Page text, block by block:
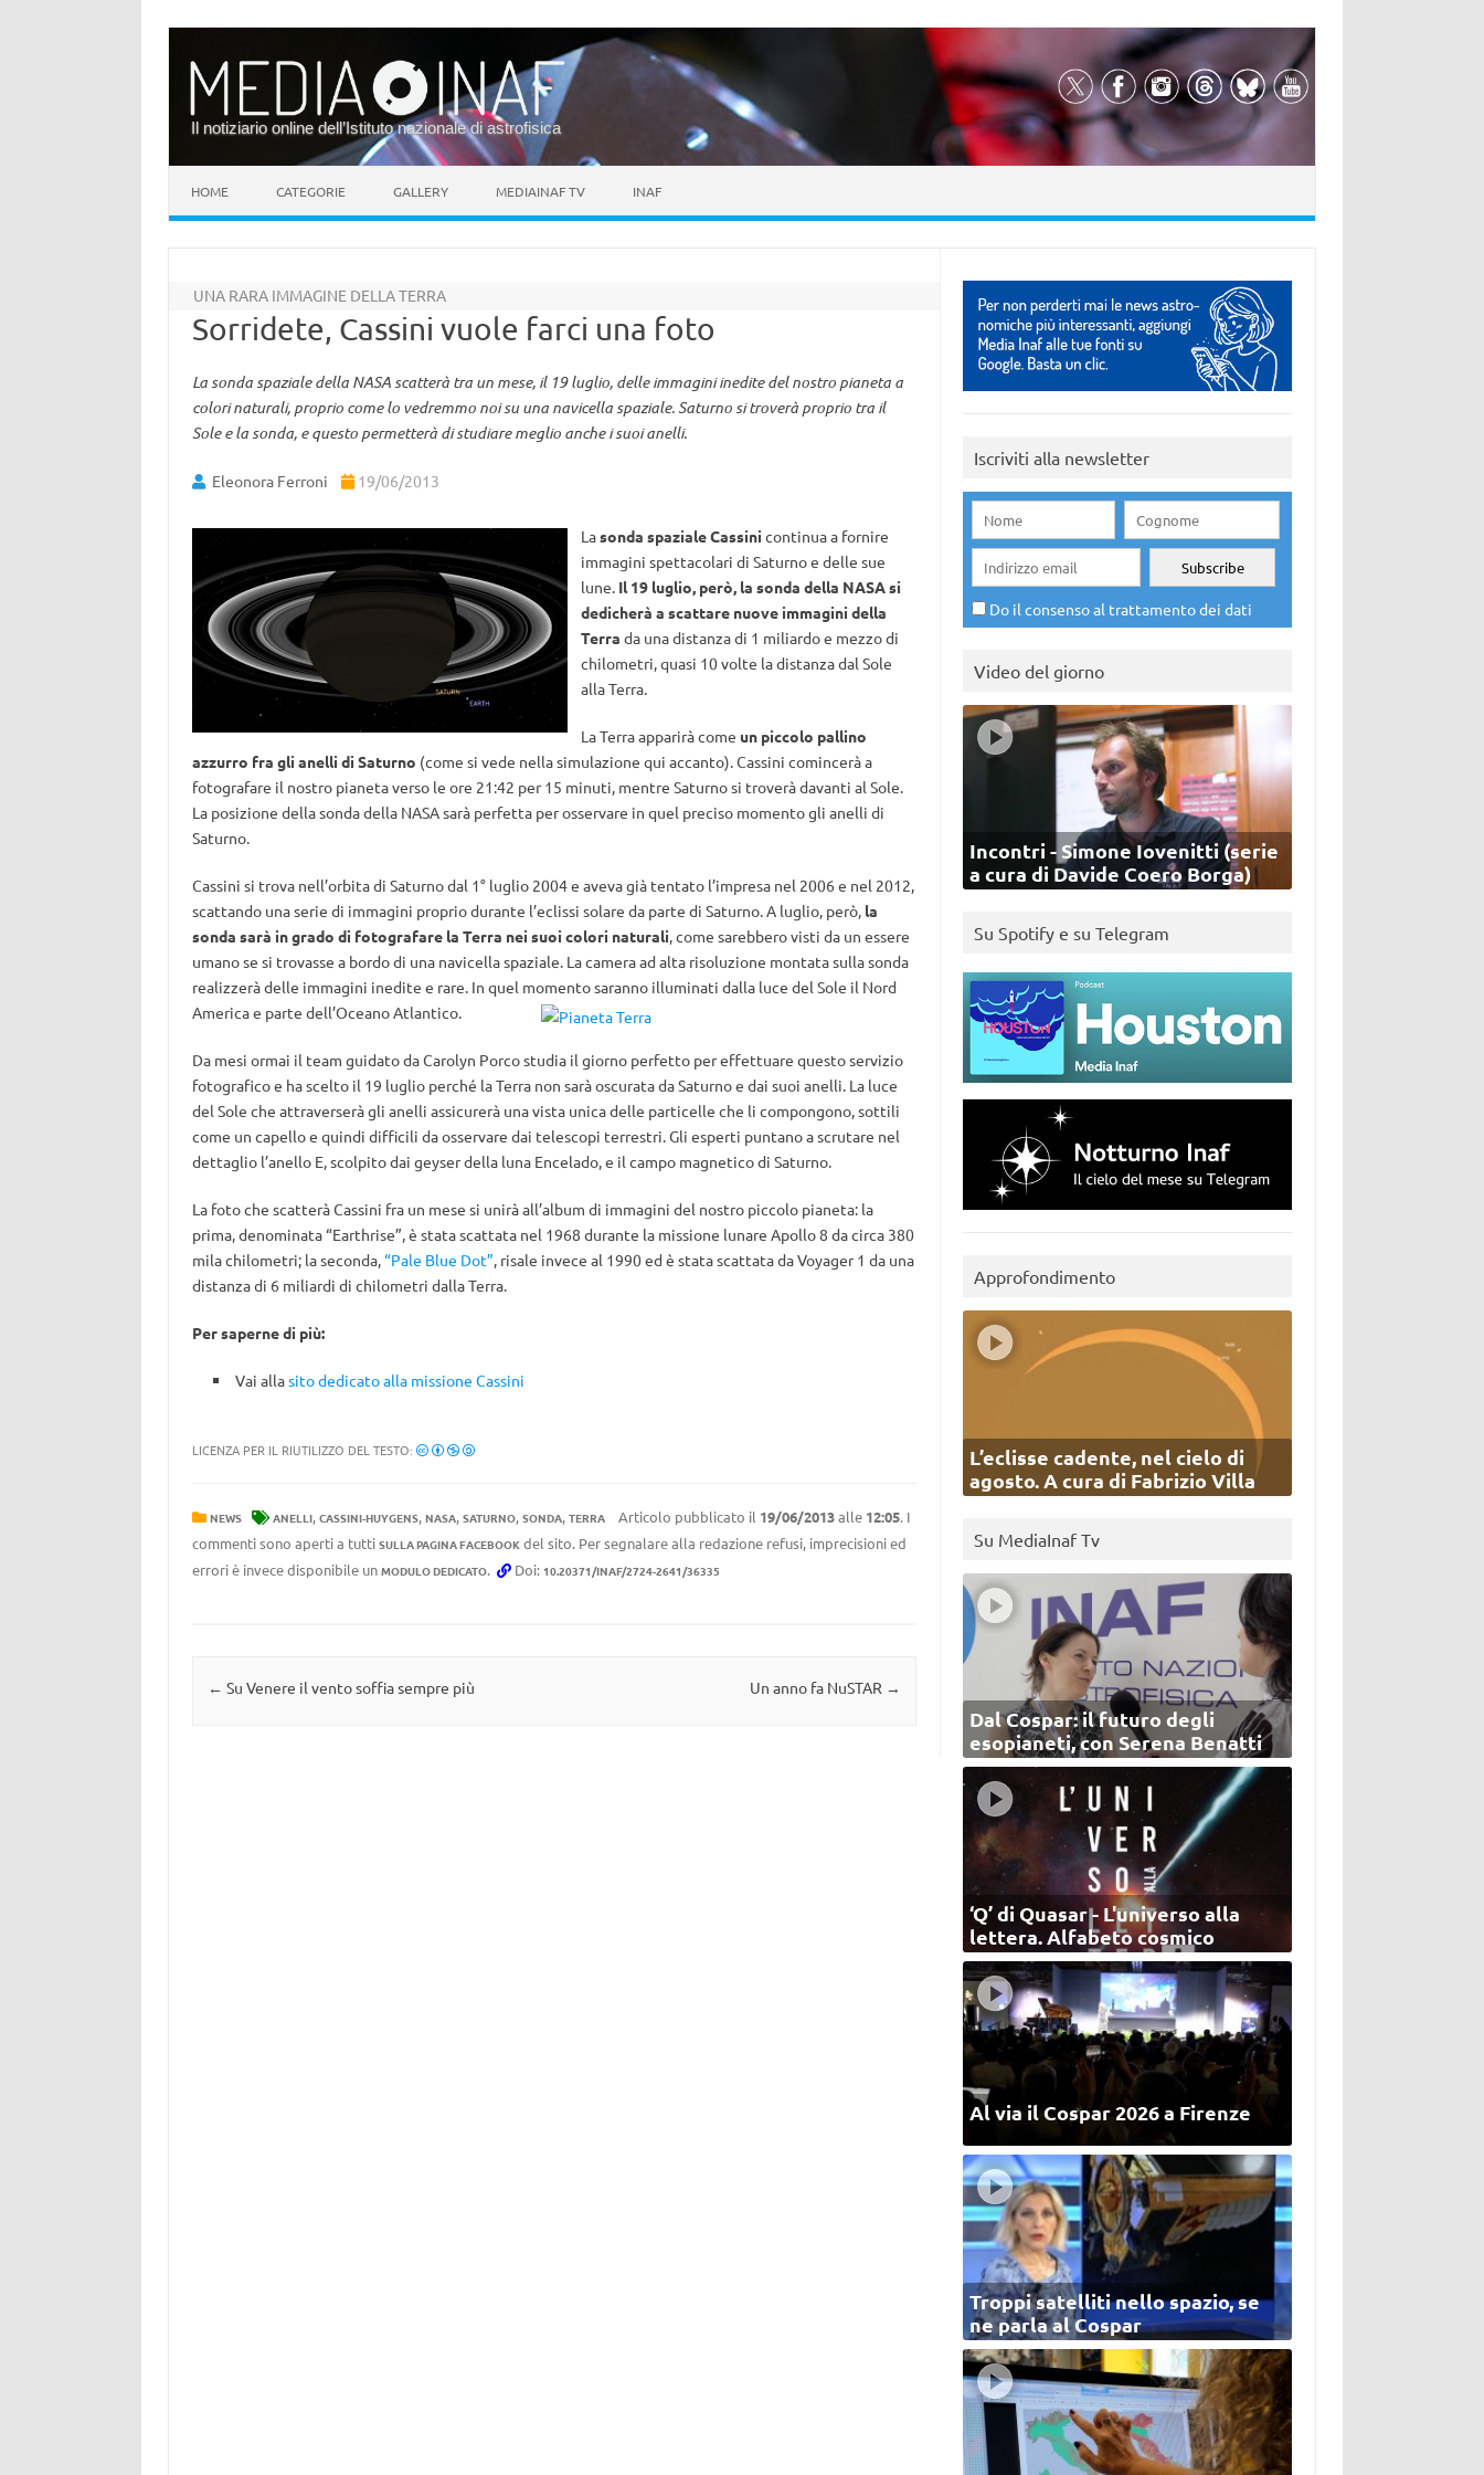
Il notiziario online dell’Istituto nazionale di astrofisica
HOME CATEGORIE GALLERY MEDIAINAF TV INAF
UNA RARA IMMAGINE DELLA TERRA
Sorridete, Cassini vuole farci una foto
La sonda spaziale della NASA scatterà tra un mese, il 19 luglio, delle immagini inedite del nostro pianeta a
colori naturali, proprio come lo vedremmo noi su una navicella spaziale. Saturno si troverà proprio tra il
Sole e la sonda, e questo permetterà di studiare meglio anche i suoi anelli.
Eleonora Ferroni 19/06/2013
Lasonda spaziale Cassini continua a fornire
immagini spettacolari di Saturno e delle sue
lune.Il 19 luglio, però, la sonda della NASA si
dedicherà a scattare nuove immagini della
Terra da una distanza di 1 miliardo e mezzo di
chilometri, quasi 10 volte la distanza dal Sole
alla Terra.
La Terra apparirà come un piccolo pallino
azzurro fra gli anelli di Saturno (come si vede nella simulazione qui accanto). Cassini comincerà a
fotografare il nostro pianeta verso le ore 21:42 per 15 minuti, mentre Saturno si troverà davanti al Sole.
La posizione della sonda della NASA sarà perfetta per osservare in quel preciso momento gli anelli di
Saturno.
Cassini si trova nell’orbita di Saturno dal 1° luglio 2004 e aveva già tentato l’impresa nel 2006 e nel 2012,
scattando una serie di immagini proprio durante l’eclissi solare da parte di Saturno. A luglio, però,la
sonda sarà in grado di fotografare la Terra nei suoi colori naturali, come sarebbero visti da un essere
umano se si trovasse a bordo di una navicella spaziale. La camera ad alta risoluzione montata sulla sonda
realizzerà delle immagini inedite e rare. In quel momento saranno illuminati dalla luce del Sole il Nord
America e parte dell’Oceano Atlantico.
Da mesi ormai il team guidato da Carolyn Porco studia il giorno perfetto per effettuare questo servizio
fotografico e ha scelto il 19 luglio perché la Terra non sarà oscurata da Saturno e dai suoi anelli. La luce
del Sole che attraverserà gli anelli assicurerà una vista unica delle particelle che li compongono, sottili
come un capello e quindi difficili da osservare dai telescopi terrestri. Gli esperti puntano a scrutare nel
dettaglio l’anello E, scolpito dai geyser della luna Encelado, e il campo magnetico di Saturno.
La foto che scatterà Cassini fra un mese si unirà all’album di immagini del nostro piccolo pianeta: la
prima, denominata “Earthrise”, è stata scattata nel 1968 durante la missione lunare Apollo 8 da circa 380
mila chilometri; la seconda,“Pale Blue Dot”, risale invece al 1990 ed è stata scattata da Voyager 1 da una
distanza di 6 miliardi di chilometri dalla Terra.
Per saperne di più:
Vai allasito dedicato alla missione Cassini
LICENZA PER IL RIUTILIZZO DEL TESTO:
NEWS ANELLI, CASSINI-HUYGENS, NASA, SATURNO, SONDA, TERRA Articolo pubblicato il 19/06/2013alle 12:05. I
commenti sono aperti a tutti SULLA PAGINA FACEBOOKdel sito. Per segnalare alla redazione refusi, imprecisioni ed
errori è invece disponibile un MODULO DEDICATO. Doi: 10.20371/INAF/2724-2641/36335
Navigazione articolo
← Su Venere il vento soffia sempre più Un anno fa NuSTAR →
Iscriviti alla newsletter
Do il consenso al trattamento dei dati
Video del giorno
Incontri - Simone Iovenitti (serie
a cura di Davide Coero Borga)
Su Spotify e su Telegram
Approfondimento
L’eclisse cadente, nel cielo di
agosto. A cura di Fabrizio Villa
Su MediaInaf Tv
Dal Cospar: il futuro degli
esopianeti, con Serena Benatti
‘Q’ di Quasar - L'universo alla
lettera. Alfabeto cosmico
Al via il Cospar 2026 a Firenze
Troppi satelliti nello spazio, se
ne parla al Cospar